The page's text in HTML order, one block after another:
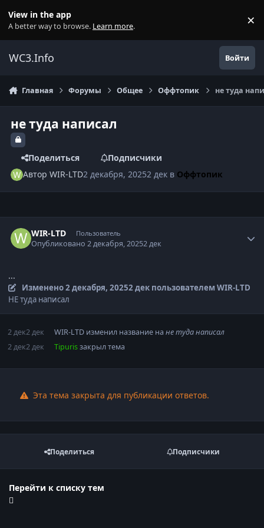
View in the app
A better way to browse. Learn more. ×
WC3.Info Войти
Главная Форумы Общее Оффтопик не туда
не туда написал
Поделиться
Подписчики
АвторWIR-LTD2 декабря, 20252 дек в Оффтопик
WIR-LTD Пользователь
Опубликовано2 декабря, 20252 дек
...
Изменено2 декабря, 20252 декпользователем WIR-LTD
НЕ туда написал
2 дек2 дек WIR-LTDизменил название на не туда написал
2 дек2 дек Tipurisзакрыл тема
Эта тема закрыта для публикации ответов.
Поделиться Подписчики
Перейти к списку тем